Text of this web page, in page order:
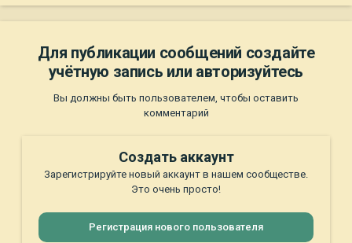
Для публикации сообщений создайте
учётную запись или авторизуйтесь
Вы должны быть пользователем, чтобы оставить
комментарий
Создать аккаунт
Зарегистрируйте новый аккаунт в нашем сообществе.
Это очень просто!
Регистрация нового пользователя